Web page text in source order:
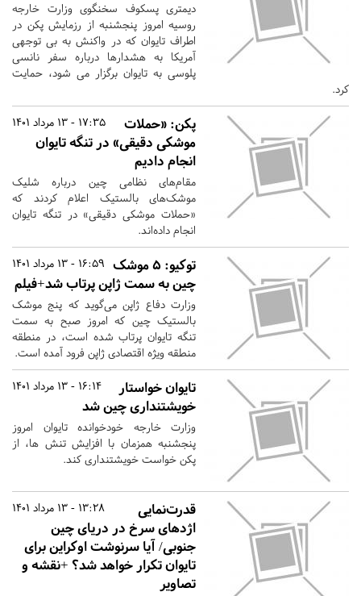
دیمتری پسکوف سخنگوی وزارت خارجه
روسیه امروز پنجشنبه از رزمایش پکن در
اطراف تایوان که در واکنش به بی توجهی
آمریکا به هشدارها درباره سفر نانسی
پلوسی به تایوان برگزار می شود، حمایت
کرد.
17:35 - 13 مرداد 1401
پکن: «حملات
موشکی دقیقی» در تنگه تایوان
انجام دادیم
مقام‌های نظامی چین درباره شلیک
موشک‌های بالستیک اعلام کردند که
«حملات موشکی دقیقی» در تنگه تایوان
انجام داده‌اند.
16:59 - 13 مرداد 1401 توکیو: ۵ موشک
چین به سمت ژاپن پرتاب شد+فیلم
وزارت دفاع ژاپن می‌گوید که پنج موشک
بالستیک چین که امروز صبح به سمت
تنگه تایوان پرتاب شده است، در منطقه
منطقه ویژه اقتصادی ژاپن فرود آمده است.
16:14 - 13 مرداد 1401
تایوان خواستار
خویشتنداری چین شد
وزارت خارجه خودخوانده تایوان امروز
پنجشنبه همزمان با افزایش تنش ها، از
پکن خواست خویشتنداری کند.
13:28 - 13 مرداد 1401
قدرت‌نمایی
اژدهای سرخ در دریای چین
جنوبی/ آیا سرنوشت اوکراین برای
تایوان تکرار خواهد شد؟ +نقشه و
تصاویر